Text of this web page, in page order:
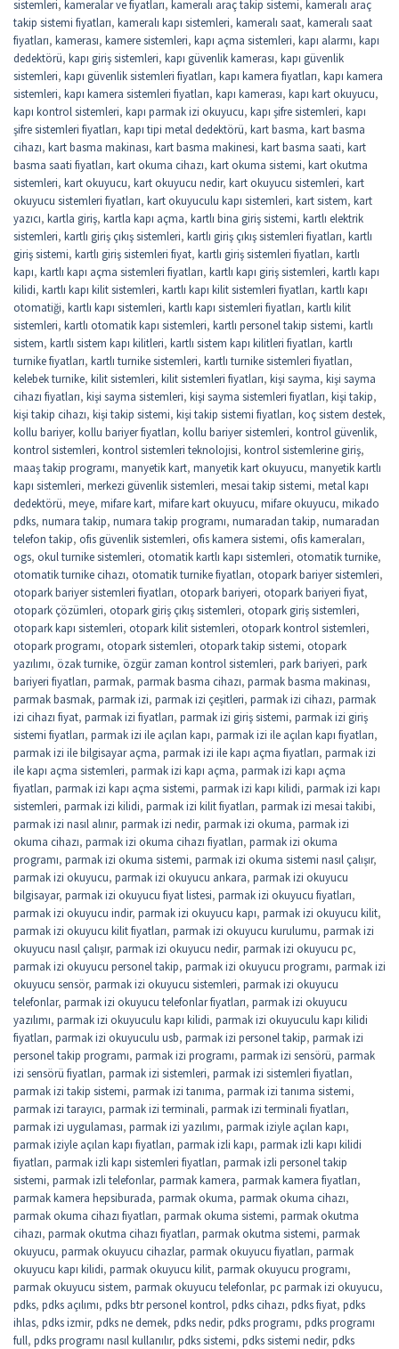
sistemleri, kameralar ve fiyatları, kameralı araç takip sistemi, kameralı araç
takip sistemi fiyatları, kameralı kapı sistemleri, kameralı saat, kameralı saat
fiyatları, kamerası, kamere sistemleri, kapı açma sistemleri, kapı alarmı, kapı
dedektörü, kapı giriş sistemleri, kapı güvenlik kamerası, kapı güvenlik
sistemleri, kapı güvenlik sistemleri fiyatları, kapı kamera fiyatları, kapı kamera
sistemleri, kapı kamera sistemleri fiyatları, kapı kamerası, kapı kart okuyucu,
kapı kontrol sistemleri, kapı parmak izi okuyucu, kapı şifre sistemleri, kapı
şifre sistemleri fiyatları, kapı tipi metal dedektörü, kart basma, kart basma
cihazı, kart basma makinası, kart basma makinesi, kart basma saati, kart
basma saati fiyatları, kart okuma cihazı, kart okuma sistemi, kart okutma
sistemleri, kart okuyucu, kart okuyucu nedir, kart okuyucu sistemleri, kart
okuyucu sistemleri fiyatları, kart okuyuculu kapı sistemleri, kart sistem, kart
yazıcı, kartla giriş, kartla kapı açma, kartlı bina giriş sistemi, kartlı elektrik
sistemleri, kartlı giriş çıkış sistemleri, kartlı giriş çıkış sistemleri fiyatları, kartlı
giriş sistemi, kartlı giriş sistemleri fiyat, kartlı giriş sistemleri fiyatları, kartlı
kapı, kartlı kapı açma sistemleri fiyatları, kartlı kapı giriş sistemleri, kartlı kapı
kilidi, kartlı kapı kilit sistemleri, kartlı kapı kilit sistemleri fiyatları, kartlı kapı
otomatiği, kartlı kapı sistemleri, kartlı kapı sistemleri fiyatları, kartlı kilit
sistemleri, kartlı otomatik kapı sistemleri, kartlı personel takip sistemi, kartlı
sistem, kartlı sistem kapı kilitleri, kartlı sistem kapı kilitleri fiyatları, kartlı
turnike fiyatları, kartlı turnike sistemleri, kartlı turnike sistemleri fiyatları,
kelebek turnike, kilit sistemleri, kilit sistemleri fiyatları, kişi sayma, kişi sayma
cihazı fiyatları, kişi sayma sistemleri, kişi sayma sistemleri fiyatları, kişi takip,
kişi takip cihazı, kişi takip sistemi, kişi takip sistemi fiyatları, koç sistem destek,
kollu bariyer, kollu bariyer fiyatları, kollu bariyer sistemleri, kontrol güvenlik,
kontrol sistemleri, kontrol sistemleri teknolojisi, kontrol sistemlerine giriş,
maaş takip programı, manyetik kart, manyetik kart okuyucu, manyetik kartlı
kapı sistemleri, merkezi güvenlik sistemleri, mesai takip sistemi, metal kapı
dedektörü, meye, mifare kart, mifare kart okuyucu, mifare okuyucu, mikado
pdks, numara takip, numara takip programı, numaradan takip, numaradan
telefon takip, ofis güvenlik sistemleri, ofis kamera sistemi, ofis kameraları,
ogs, okul turnike sistemleri, otomatik kartlı kapı sistemleri, otomatik turnike,
otomatik turnike cihazı, otomatik turnike fiyatları, otopark bariyer sistemleri,
otopark bariyer sistemleri fiyatları, otopark bariyeri, otopark bariyeri fiyat,
otopark çözümleri, otopark giriş çıkış sistemleri, otopark giriş sistemleri,
otopark kapı sistemleri, otopark kilit sistemleri, otopark kontrol sistemleri,
otopark programı, otopark sistemleri, otopark takip sistemi, otopark
yazılımı, özak turnike, özgür zaman kontrol sistemleri, park bariyeri, park
bariyeri fiyatları, parmak, parmak basma cihazı, parmak basma makinası,
parmak basmak, parmak izi, parmak izi çeşitleri, parmak izi cihazı, parmak
izi cihazı fiyat, parmak izi fiyatları, parmak izi giriş sistemi, parmak izi giriş
sistemi fiyatları, parmak izi ile açılan kapı, parmak izi ile açılan kapı fiyatları,
parmak izi ile bilgisayar açma, parmak izi ile kapı açma fiyatları, parmak izi
ile kapı açma sistemleri, parmak izi kapı açma, parmak izi kapı açma
fiyatları, parmak izi kapı açma sistemi, parmak izi kapı kilidi, parmak izi kapı
sistemleri, parmak izi kilidi, parmak izi kilit fiyatları, parmak izi mesai takibi,
parmak izi nasıl alınır, parmak izi nedir, parmak izi okuma, parmak izi
okuma cihazı, parmak izi okuma cihazı fiyatları, parmak izi okuma
programı, parmak izi okuma sistemi, parmak izi okuma sistemi nasıl çalışır,
parmak izi okuyucu, parmak izi okuyucu ankara, parmak izi okuyucu
bilgisayar, parmak izi okuyucu fiyat listesi, parmak izi okuyucu fiyatları,
parmak izi okuyucu indir, parmak izi okuyucu kapı, parmak izi okuyucu kilit,
parmak izi okuyucu kilit fiyatları, parmak izi okuyucu kurulumu, parmak izi
okuyucu nasıl çalışır, parmak izi okuyucu nedir, parmak izi okuyucu pc,
parmak izi okuyucu personel takip, parmak izi okuyucu programı, parmak izi
okuyucu sensör, parmak izi okuyucu sistemleri, parmak izi okuyucu
telefonlar, parmak izi okuyucu telefonlar fiyatları, parmak izi okuyucu
yazılımı, parmak izi okuyuculu kapı kilidi, parmak izi okuyuculu kapı kilidi
fiyatları, parmak izi okuyuculu usb, parmak izi personel takip, parmak izi
personel takip programı, parmak izi programı, parmak izi sensörü, parmak
izi sensörü fiyatları, parmak izi sistemleri, parmak izi sistemleri fiyatları,
parmak izi takip sistemi, parmak izi tanıma, parmak izi tanıma sistemi,
parmak izi tarayıcı, parmak izi terminali, parmak izi terminali fiyatları,
parmak izi uygulaması, parmak izi yazılımı, parmak iziyle açılan kapı,
parmak iziyle açılan kapı fiyatları, parmak izli kapı, parmak izli kapı kilidi
fiyatları, parmak izli kapı sistemleri fiyatları, parmak izli personel takip
sistemi, parmak izli telefonlar, parmak kamera, parmak kamera fiyatları,
parmak kamera hepsiburada, parmak okuma, parmak okuma cihazı,
parmak okuma cihazı fiyatları, parmak okuma sistemi, parmak okutma
cihazı, parmak okutma cihazı fiyatları, parmak okutma sistemi, parmak
okuyucu, parmak okuyucu cihazlar, parmak okuyucu fiyatları, parmak
okuyucu kapı kilidi, parmak okuyucu kilit, parmak okuyucu programı,
parmak okuyucu sistem, parmak okuyucu telefonlar, pc parmak izi okuyucu,
pdks, pdks açılımı, pdks btr personel kontrol, pdks cihazı, pdks fiyat, pdks
ihlas, pdks izmir, pdks ne demek, pdks nedir, pdks programı, pdks programı
full, pdks programı nasıl kullanılır, pdks sistemi, pdks sistemi nedir, pdks